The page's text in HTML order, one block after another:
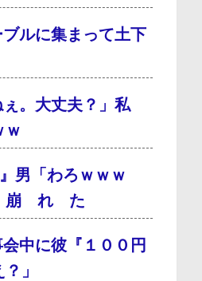
ルに集まって土下
。大丈夫？」私
ｗ
男「わろｗｗｗ
崩 れ た
中に彼『１００円
」